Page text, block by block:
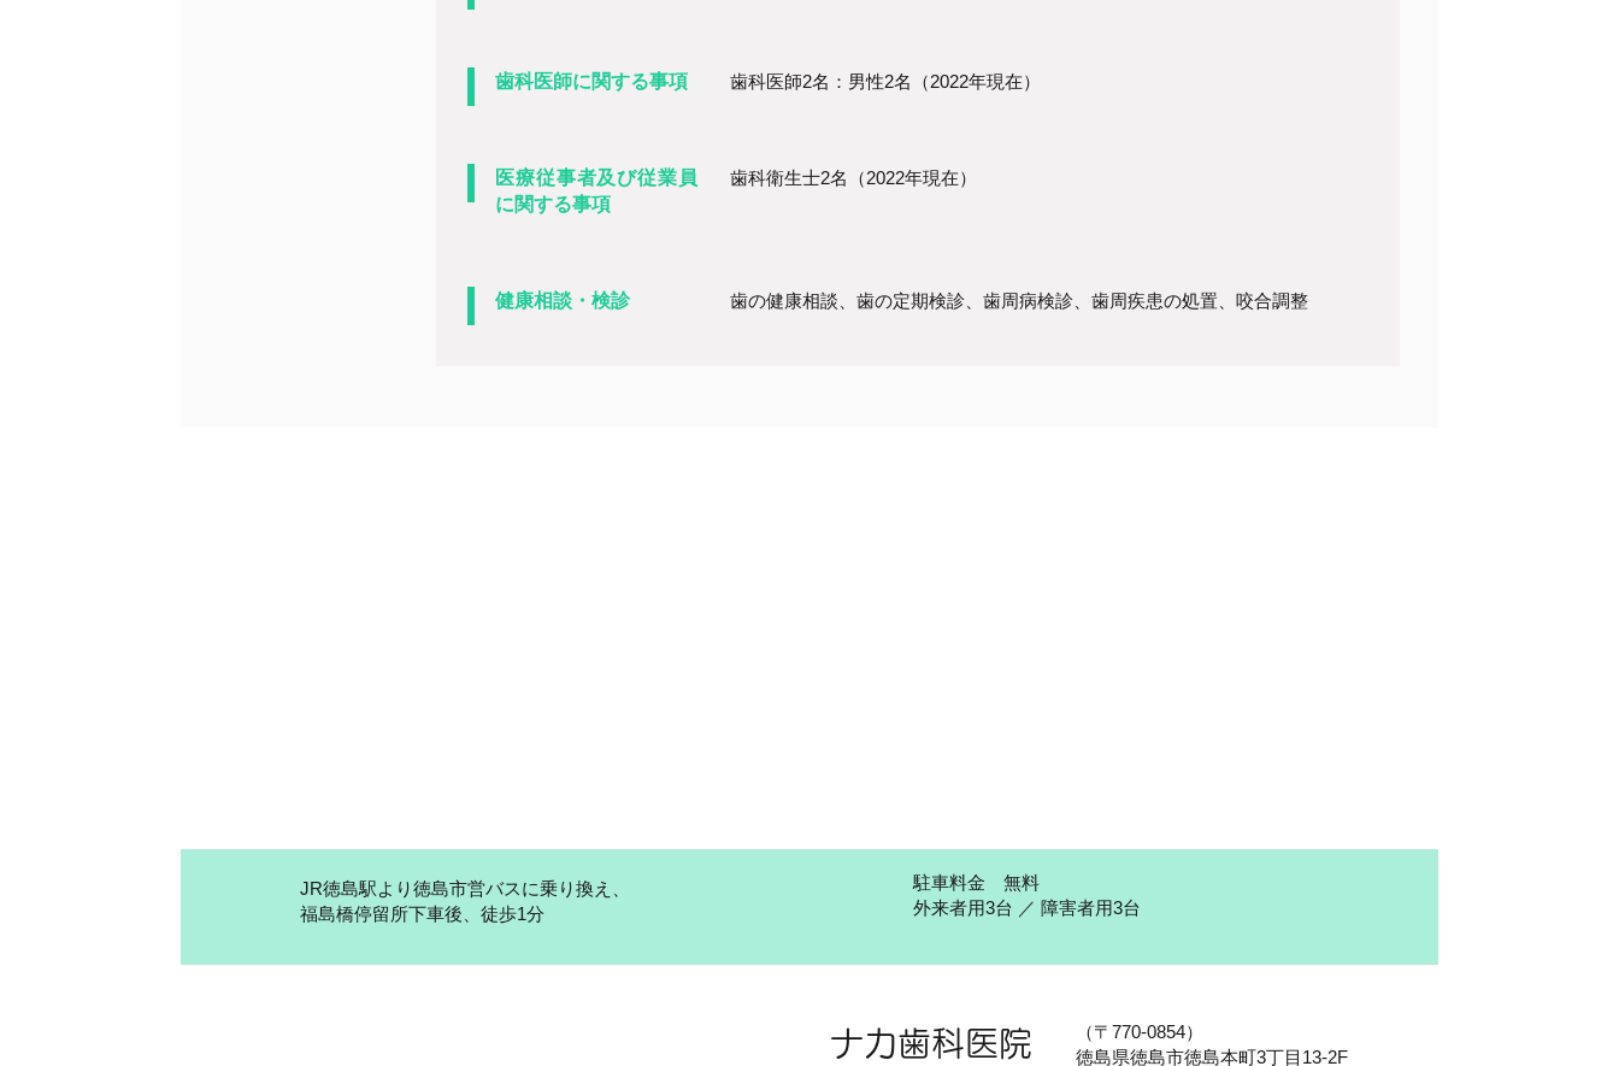
歯科医師に関する事項 歯科医師2名：男性2名（2022年現在）
医療従事者及び従業員
に関する事項
歯科衛生士2名（2022年現在）
健康相談・検診 歯の健康相談、歯の定期検診、歯周病検診、歯周疾患の処置、咬合調整
JR徳島駅より徳島市営バスに乗り換え、
福島橋停留所下車後、徒歩1分
駐車料金 無料
外来者用3台 ／ 障害者用3台
ナカ歯科医院
（〒770-0854）
徳島県徳島市徳島本町3丁目13-2F